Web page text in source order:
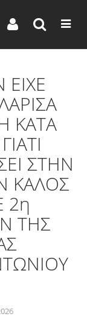
ΚΑΤΑ
ΣΤΗΝ
ΚΑΛΟΣ
2η
ΤΗΣ